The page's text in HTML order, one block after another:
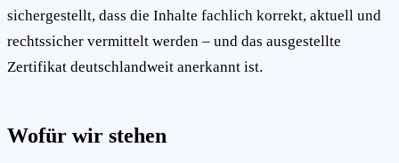
sichergestellt, dass die Inhalte fachlich korrekt, aktuell und
rechtssicher vermittelt werden – und das ausgestellte
Zertifikat deutschlandweit anerkannt ist.
Wofür wir stehen